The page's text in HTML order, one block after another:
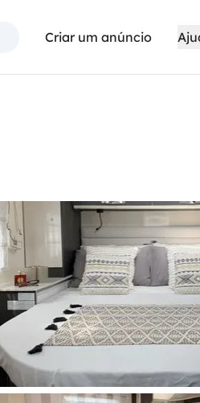
Criar um anúncio